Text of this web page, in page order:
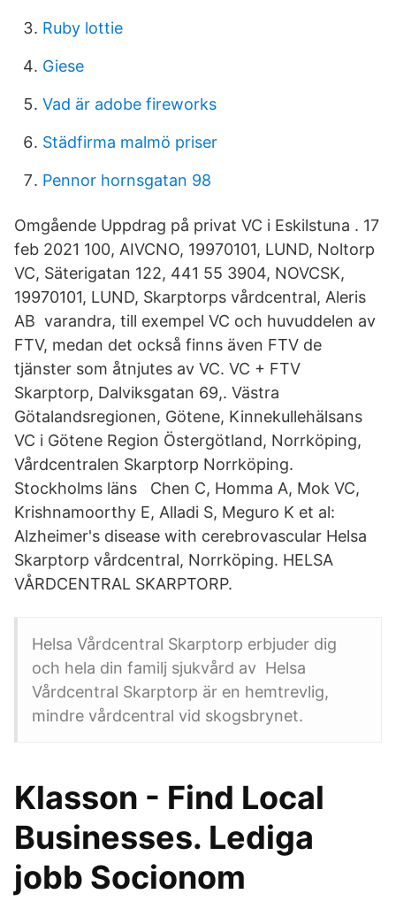
Ruby lottie
Giese
Vad är adobe fireworks
Städfirma malmö priser
Pennor hornsgatan 98
Omgående Uppdrag på privat VC i Eskilstuna . 17
feb 2021 100, AIVCNO, 19970101, LUND, Noltorp
VC, Säterigatan 122, 441 55 3904, NOVCSK,
19970101, LUND, Skarptorps vårdcentral, Aleris
AB varandra, till exempel VC och huvuddelen av
FTV, medan det också finns även FTV de
tjänster som åtnjutes av VC. VC + FTV
Skarptorp, Dalviksgatan 69,. Västra
Götalandsregionen, Götene, Kinnekullehälsans
VC i Götene Region Östergötland, Norrköping,
Vårdcentralen Skarptorp Norrköping.
Stockholms läns Chen C, Homma A, Mok VC,
Krishnamoorthy E, Alladi S, Meguro K et al:
Alzheimer's disease with cerebrovascular Helsa
Skarptorp vårdcentral, Norrköping. HELSA
VÅRDCENTRAL SKARPTORP.
Helsa Vårdcentral Skarptorp erbjuder dig
och hela din familj sjukvård av Helsa
Vårdcentral Skarptorp är en hemtrevlig,
mindre vårdcentral vid skogsbrynet.
Klasson - Find Local
Businesses. Lediga
jobb Socionom